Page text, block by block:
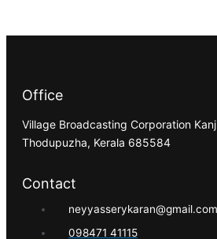
Office
Village Broadcasting Corporation
Thodupuzha, Kerala 685584
Contact
neyyasserykaran@gmail.com
098471 41115